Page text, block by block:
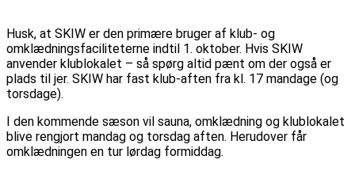
Husk, at SKIW er den primære bruger af klub- og
omklædningsfaciliteterne indtil 1. oktober. Hvis SKIW
anvender klublokalet – så spørg altid pænt om der også er
plads til jer. SKIW har fast klub-aften fra kl. 17 mandage (og
torsdage).
I den kommende sæson vil sauna, omklædning og klublokalet
blive rengjort mandag og torsdag aften. Herudover får
omklædningen en tur lørdag formiddag.